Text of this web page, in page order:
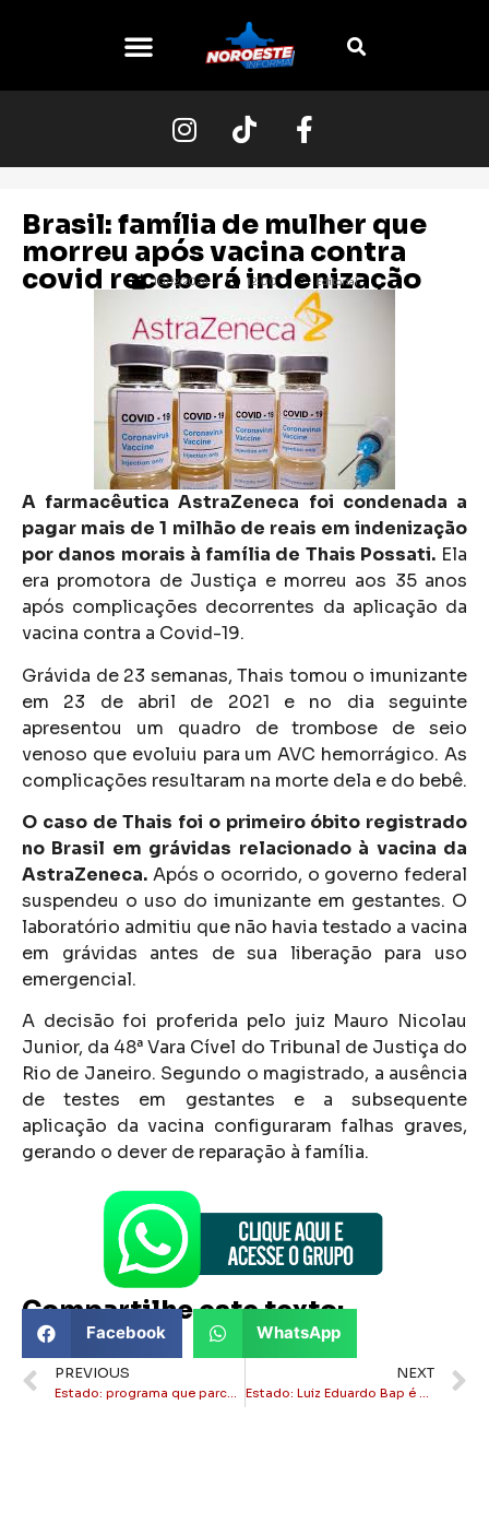
Brasil: família de mulher que
morreu após vacina contra
covid receberá indenização
10/12/2024 12:00 Editorial
A farmacêutica AstraZeneca foi condenada a
pagar mais de 1 milhão de reais em indenização
por danos morais à família de Thais Possati.Ela
era promotora de Justiça e morreu aos 35 anos
após complicações decorrentes da aplicação da
vacina contra a Covid-19.
Grávida de 23 semanas, Thais tomou o imunizante
em 23 de abril de 2021 e no dia seguinte
apresentou um quadro de trombose de seio
venoso que evoluiu para um AVC hemorrágico. As
complicações resultaram na morte dela e do bebê.
O caso de Thais foi o primeiro óbito registrado
no Brasil em grávidas relacionado à vacina da
AstraZeneca. Após o ocorrido, o governo federal
suspendeu o uso do imunizante em gestantes. O
laboratório admitiu que não havia testado a vacina
em grávidas antes de sua liberação para uso
emergencial.
A decisão foi proferida pelo juiz Mauro Nicolau
Junior, da 48ª Vara Cível do Tribunal de Justiça do
Rio de Janeiro. Segundo o magistrado, a ausência
de testes em gestantes e a subsequente
aplicação da vacina configuraram falhas graves,
gerando o dever de reparação à família.
Compartilhe este texto:
Facebook WhatsApp
PREVIOUS NEXT